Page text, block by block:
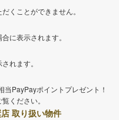
くことができません。
に表示されます。
れます。
当PayPayポイントプレゼント！
ください。
取り扱い物件